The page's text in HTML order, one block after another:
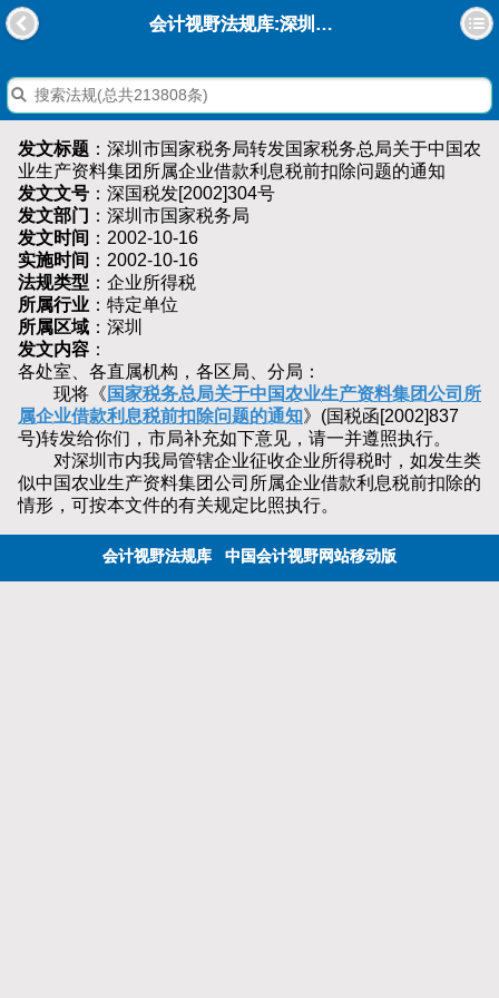
会计视野法规库:深圳市国家税务局转发国家税务总局关于中国农业生产资料集团所属企业借款利息税前扣除问题的通知
发文标题 ：深圳市国家税务局转发国家税务总局关于中国农
业生产资料集团所属企业借款利息税前扣除问题的通知
发文文号 ：深国税发[2002]304号
发文部门 ：深圳市国家税务局
发文时间 ：2002-10-16
实施时间 ：2002-10-16
法规类型 ：企业所得税
所属行业 ：特定单位
所属区域 ：深圳
发文内容 ：
各处室、各直属机构，各区局、分局：
现将《 国家税务总局关于中国农业生产资料集团公司所
属企业借款利息税前扣除问题的通知》(国税函[2002]837
号)转发给你们，市局补充如下意见，请一并遵照执行。
对深圳市内我局管辖企业征收企业所得税时，如发生类
似中国农业生产资料集团公司所属企业借款利息税前扣除的
情形，可按本文件的有关规定比照执行。
会计视野法规库 中国会计视野网站移动版